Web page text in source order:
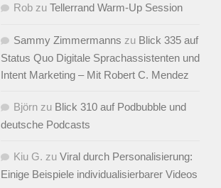
Rob zu Tellerrand Warm-Up Session
Sammy Zimmermanns zu Blick 335 auf
Status Quo Digitale Sprachassistenten und
Intent Marketing – Mit Robert C. Mendez
Björn zu Blick 310 auf Podbubble und
deutsche Podcasts
Kiu G. zu Viral durch Personalisierung:
Einige Beispiele individualisierbarer Videos